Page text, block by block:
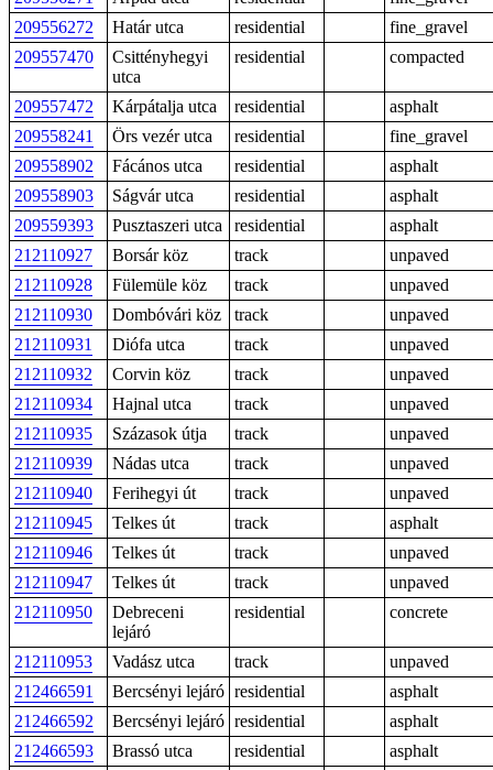
209556272
Határ utca residential
fine_gravel
209557470
Csittényhegyi
utca
residential compacted
209557472 Kárpátalja utca residential
asphalt
209558241
Örs vezér utca residential
fine_gravel
209558902
Fácános utca residential
asphalt
209558903
Ságvár utca residential
asphalt
209559393
Pusztaszeri utca residential
asphalt
212110927
Borsár köz track
unpaved
212110928
Fülemüle köz track
unpaved
212110930
Dombóvári köz track
unpaved
212110931
Diófa utca track
unpaved
212110932
Corvin köz track
unpaved
212110934
Hajnal utca track
unpaved
212110935
Százasok útja track
unpaved
212110939
Nádas utca track
unpaved
212110940
Ferihegyi út track
unpaved
212110945
Telkes út track
asphalt
212110946
Telkes út track
unpaved
212110947
Telkes út track
unpaved
212110950
Debreceni
lejáró
residential concrete
212110953 Vadász utca track
unpaved
212466591
Bercsényi lejáró residential
asphalt
212466592
Bercsényi lejáró residential
asphalt
212466593
Brassó utca residential
asphalt